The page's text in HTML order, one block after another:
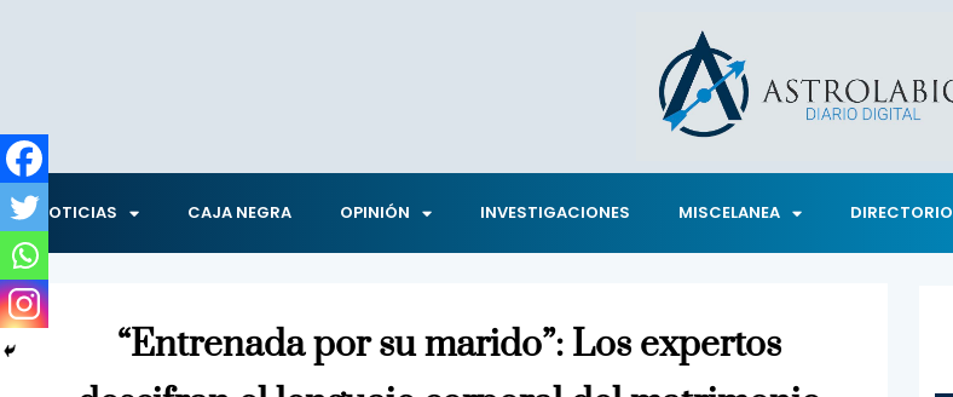
NOTICIAS CAJA NEGRA OPINIÓN INVESTIGACIONES MISCELANEA DIRECTORIO
“Entrenada por su marido”: Los expertos